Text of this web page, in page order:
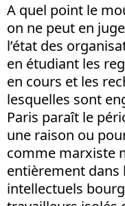
A quel point le
on ne peut en
l’état des
en étudiant les
en cours et les
lesquelles sont
Paris paraît le
une raison ou
comme marxiste
entièrement dans
intellectuels